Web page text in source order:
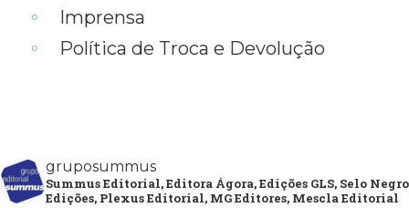
Imprensa
Política de Troca e Devolução
gruposummus
Summus Editorial, Editora Ágora, Edições GLS, Selo Negro
Edições, Plexus Editorial, MG Editores, Mescla Editorial